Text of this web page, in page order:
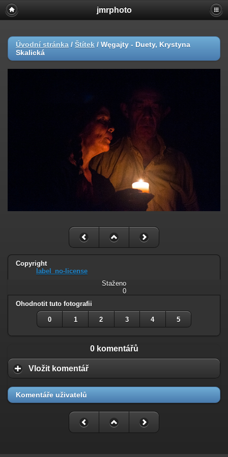
jmrphoto
Úvodní stránka / Štítek / Węgajty - Duety, Krystyna
Skalická
Copyright
label_no-license
Staženo
0
Ohodnotit tuto fotografii
0 1 2 3 4 5
0 komentářů
Vložit komentář
Komentáře uživatelů